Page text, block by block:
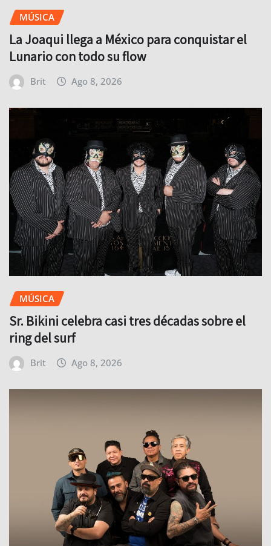
MÚSICA
La Joaqui llega a México para conquistar el
Lunario con todo su flow
Brit Ago 8, 2026
MÚSICA
Sr. Bikini celebra casi tres décadas sobre el
ring del surf
Brit Ago 8, 2026